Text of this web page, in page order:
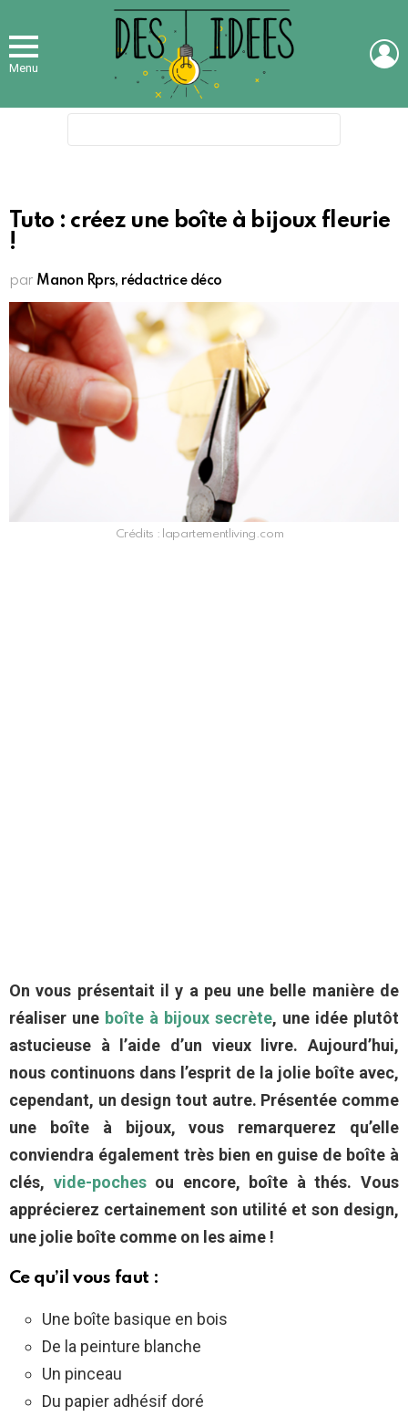
Menu
Tuto : créez une boîte à bijoux fleurie
!
par Manon Rprs, rédactrice déco
Crédits : lapartementliving.com
On vous présentait il y a peu une belle manière de
réaliser une boîte à bijoux secrète, une idée plutôt
astucieuse à l’aide d’un vieux livre. Aujourd’hui,
nous continuons dans l’esprit de la jolie boîte avec,
cependant, un design tout autre. Présentée comme
une boîte à bijoux, vous remarquerez qu’elle
conviendra également très bien en guise de boîte à
clés, vide-pochesou encore, boîte à thés. Vous
apprécierez certainement son utilité et son design,
une jolie boîte comme on les aime !
Ce qu’il vous faut :
Une boîte basique en bois
De la peinture blanche
Un pinceau
Du papier adhésif doré